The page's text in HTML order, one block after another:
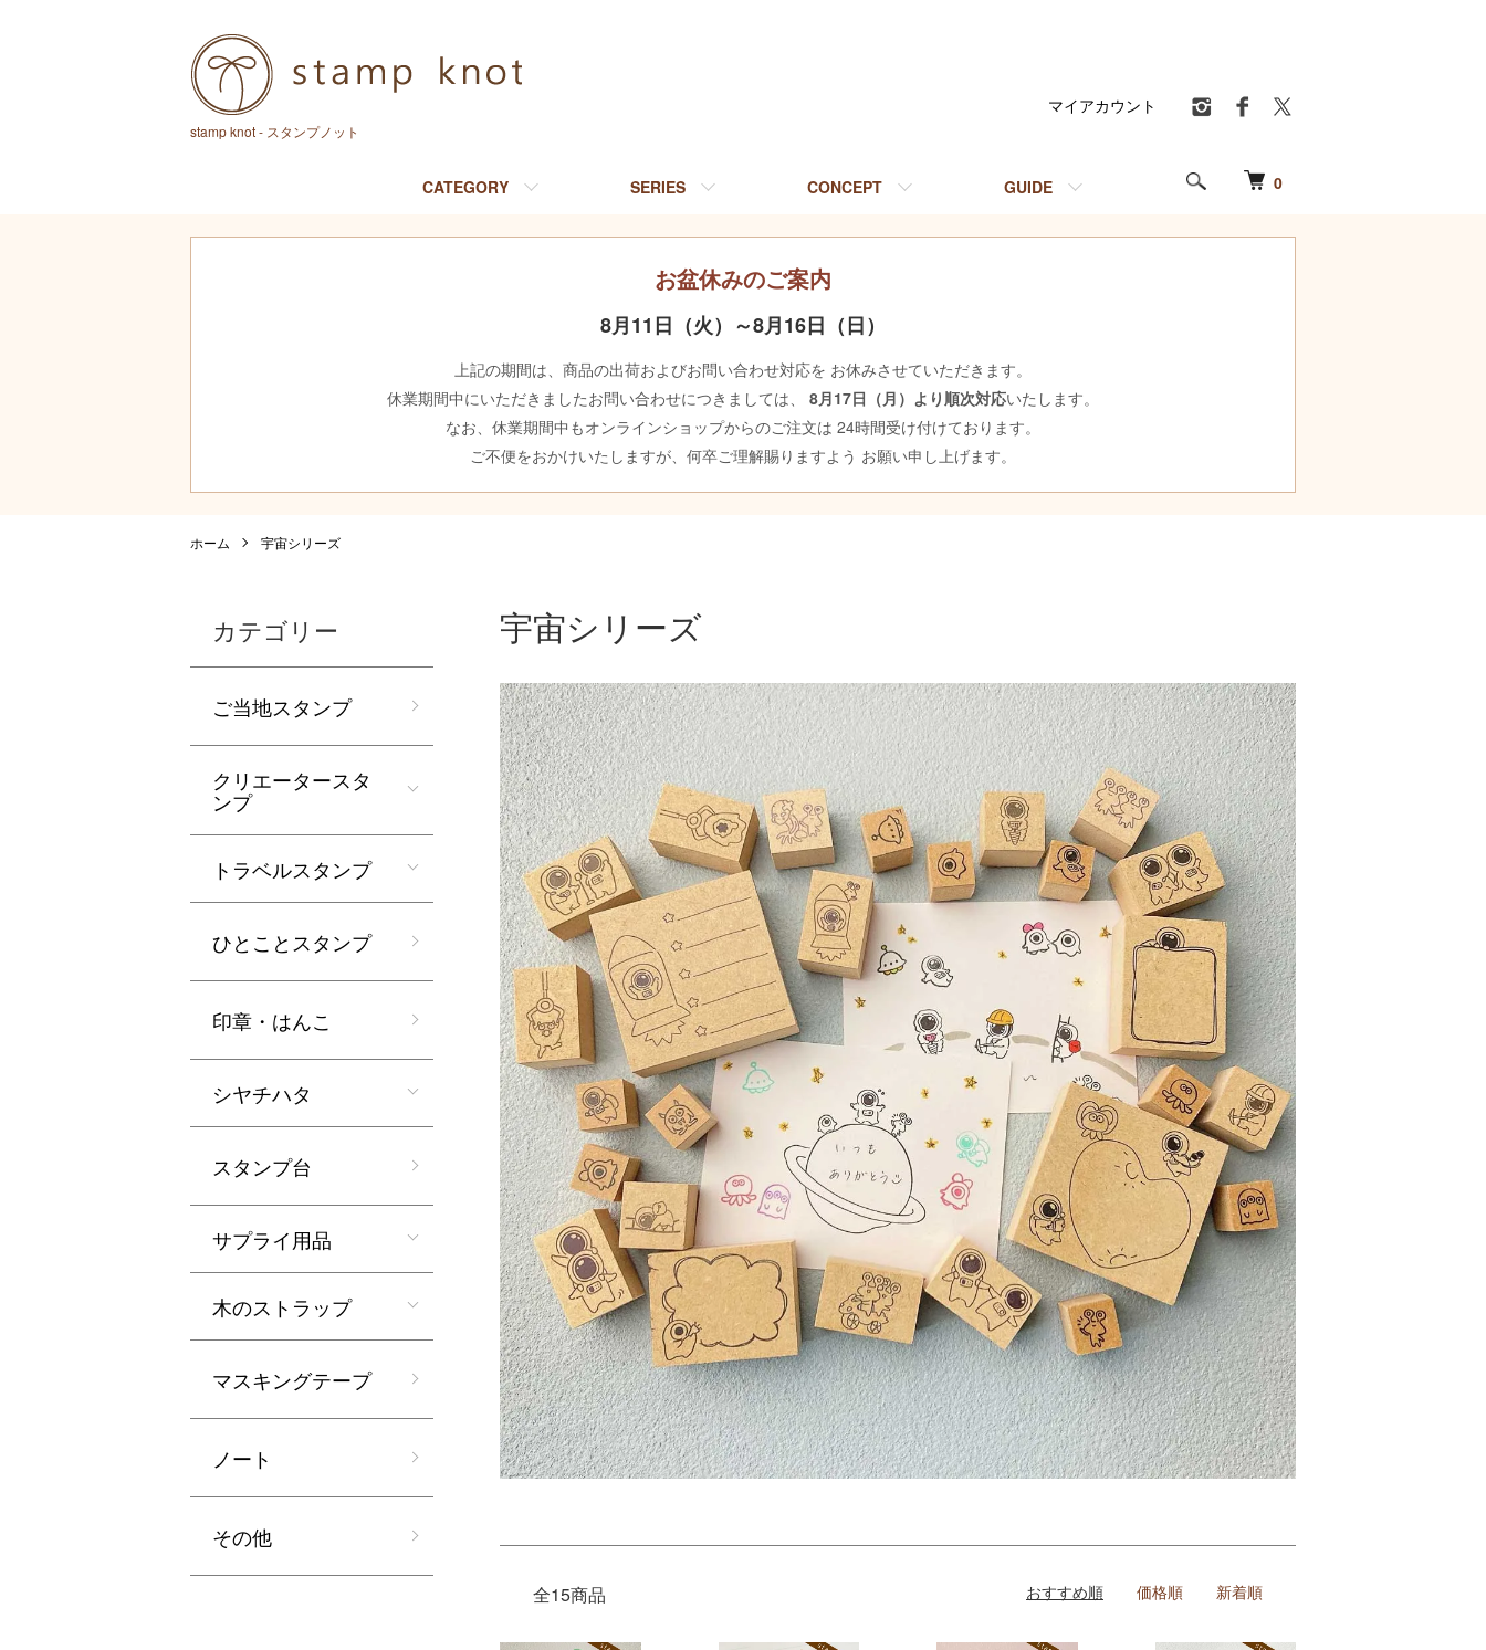
stamp knot - スタンプノット
0
CATEGORY SERIES CONCEPT GUIDE
マイアカウント
お盆休みのご案内
8月11日（火）～8月16日（日）
上記の期間は、商品の出荷およびお問い合わせ対応を お休みさせていただきます。
休業期間中にいただきましたお問い合わせにつきましては、 8月17日（月）より順次対応いたします。
なお、休業期間中もオンラインショップからのご注文は 24時間受け付けております。
ご不便をおかけいたしますが、何卒ご理解賜りますよう お願い申し上げます。
ホーム 宇宙シリーズ
宇宙シリーズ
全15商品 おすすめ順 価格順 新着順
カテゴリー
ご当地スタンプ
クリエータースタ
ンプ
トラベルスタンプ
ひとことスタンプ
印章・はんこ
シヤチハタ
スタンプ台
サプライ用品
木のストラップ
マスキングテープ
ノート
その他